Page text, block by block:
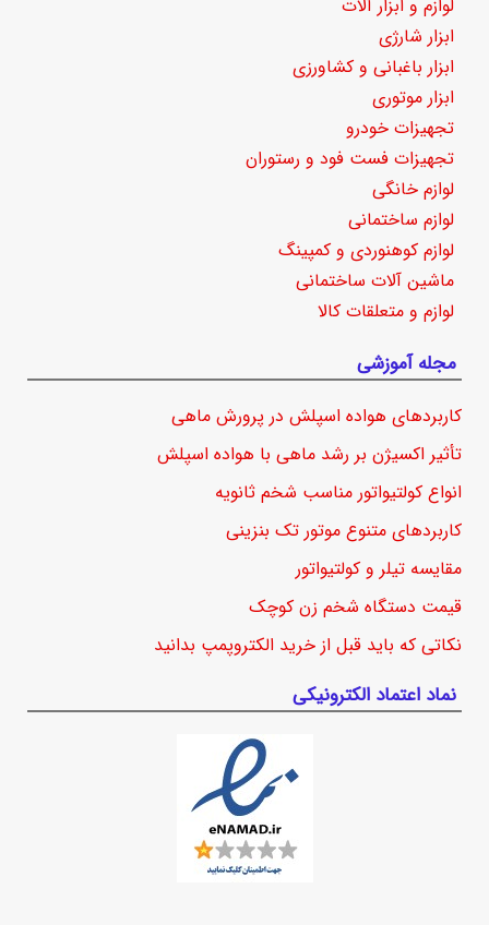
لوازم و ابزار آلات
ابزار شارژی
ابزار باغبانی و کشاورزی
ابزار موتوری
تجهیزات خودرو
تجهیزات فست فود و رستوران
لوازم خانگی
لوازم ساختمانی
لوازم کوهنوردی و کمپینگ
ماشین آلات ساختمانی
لوازم و متعلقات کالا
مجله آموزشی
کاربردهای هواده اسپلش در پرورش ماهی
تأثیر اکسیژن بر رشد ماهی با هواده اسپلش
انواع کولتیواتور مناسب شخم ثانویه
کاربردهای متنوع موتور تک بنزینی
مقایسه تیلر و کولتیواتور
قیمت دستگاه شخم زن کوچک
نکاتی که باید قبل از خرید الکتروپمپ بدانید
نماد اعتماد الکترونیکی